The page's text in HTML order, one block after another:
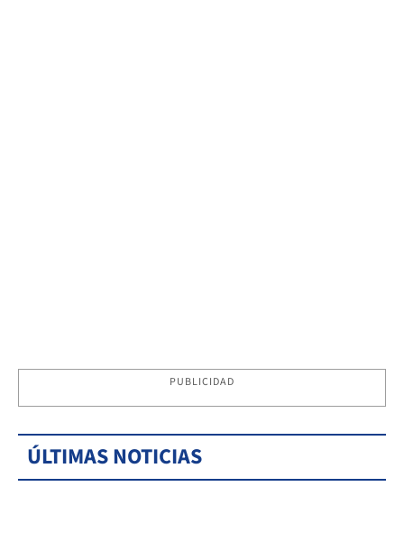
PUBLICIDAD
ÚLTIMAS NOTICIAS